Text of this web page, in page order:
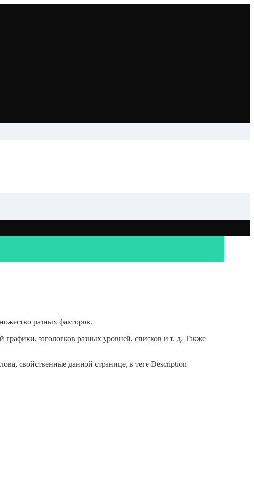
разных факторов.
заголовков разных уровней, списков и т. д. Также
свойственные данной странице, в теге Description